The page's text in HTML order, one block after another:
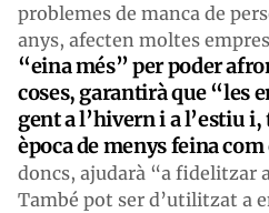
problemes de manca de
anys, afecten moltes
“eina més” per poder
coses, garantirà que “les
gent a l’hivern i a l’estiu
època de menys feina
doncs, ajudarà “a fidelitzar
També pot ser d’utilitzat a